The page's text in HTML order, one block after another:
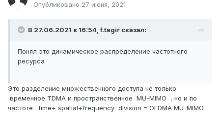
Опубликовано 27 июня, 2021
В 27.06.2021 в 16:54,f.tagir сказал:
Понял это динамическое распределение частотного
ресурса
Это разделение множественного доступа не только
временное TDMА и пространственное MU-MIMO , но и по
частоте time+ spatial+frequency division = OFDMA MU-MIMO.